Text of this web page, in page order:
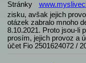
Stránky
zisku, avšak jejich
otázek zabralo mnoho
8.10.2021. Proto jsou-li
prosím, jejich provoz a
účet Fio 2501624072 /